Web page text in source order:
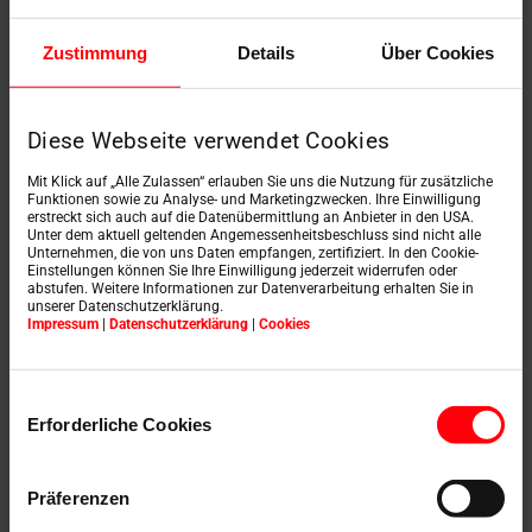
Zustimmung Details Über Cookies
Diese Webseite verwendet Cookies
Mit Klick auf „Alle Zulassen“ erlauben Sie uns die Nutzung für zusätzliche
Funktionen sowie zu Analyse- und Marketingzwecken. Ihre Einwilligung
erstreckt sich auch auf die Datenübermittlung an Anbieter in den USA.
Unter dem aktuell geltenden Angemessenheitsbeschluss sind nicht alle
Unternehmen, die von uns Daten empfangen, zertifiziert. In den Cookie-
Einstellungen können Sie Ihre Einwilligung jederzeit widerrufen oder
abstufen. Weitere Informationen zur Datenverarbeitung erhalten Sie in
unserer Datenschutzerklärung.
Impressum | Datenschutzerklärung | Cookies
Erforderliche Cookies
Präferenzen
Allemagne
En quelques étapes vers le service approprié
Choisissez simplement l’un des thèmes
redirigé vers le formulaire de demande
correspondant. En quelques étapes, nous
recueillons les informations nécessaires
pour traiter votre demande de la
meilleure manière possible.
Accédez ici au service client en